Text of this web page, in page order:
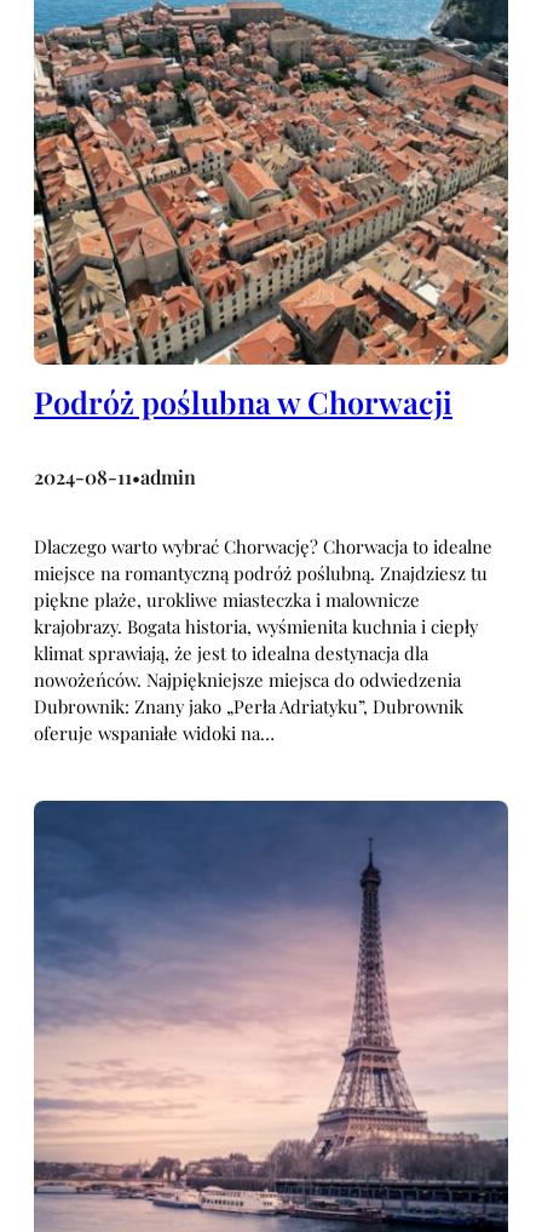
Podróż poślubna w Chorwacji
2024-08-11•admin
Dlaczego warto wybrać Chorwację? Chorwacja to idealne
miejsce na romantyczną podróż poślubną. Znajdziesz tu
piękne plaże, urokliwe miasteczka i malownicze
krajobrazy. Bogata historia, wyśmienita kuchnia i ciepły
klimat sprawiają, że jest to idealna destynacja dla
nowożeńców. Najpiękniejsze miejsca do odwiedzenia
Dubrownik: Znany jako „Perła Adriatyku”, Dubrownik
oferuje wspaniałe widoki na…